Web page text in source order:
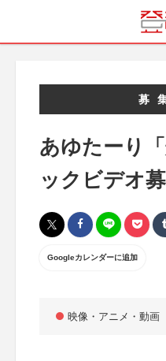
募
あゆたーり
ックビデオ
Googleカレンダーに追加
映像・アニメ・動画